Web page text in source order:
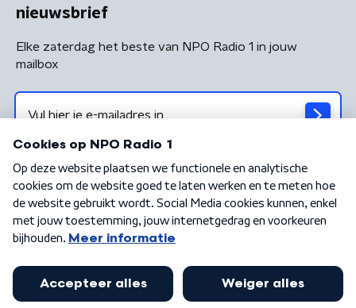
nieuwsbrief
Elke zaterdag het beste van NPO Radio 1 in jouw
mailbox
Algemene voorwaarden